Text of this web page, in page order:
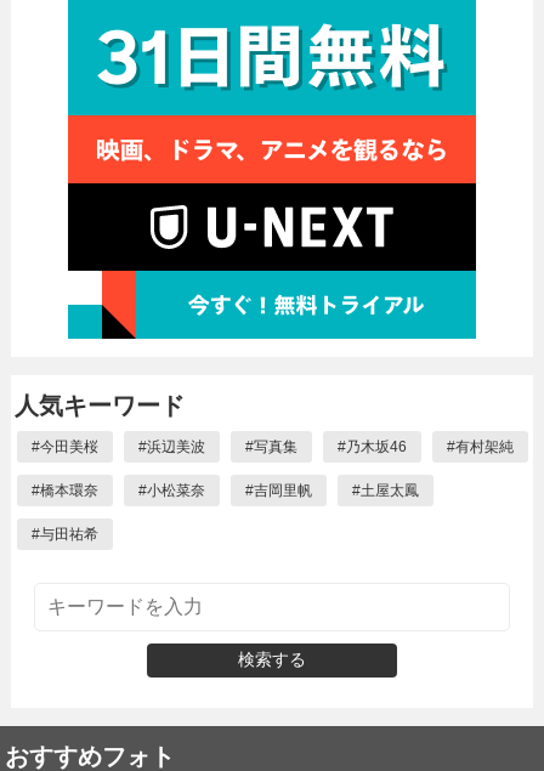
人気キーワード
#今田美桜 #浜辺美波 #写真集 #乃木坂46 #有村架純
#橋本環奈 #小松菜奈 #吉岡里帆 #土屋太鳳
#与田祐希
検索する
おすすめフォト